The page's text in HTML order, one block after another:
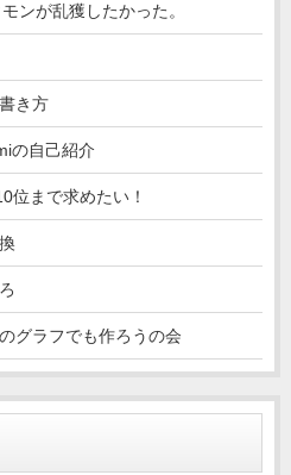
ンが乱獲したかった。
き方
の自己紹介
位まで求めたい！
グラフでも作ろうの会